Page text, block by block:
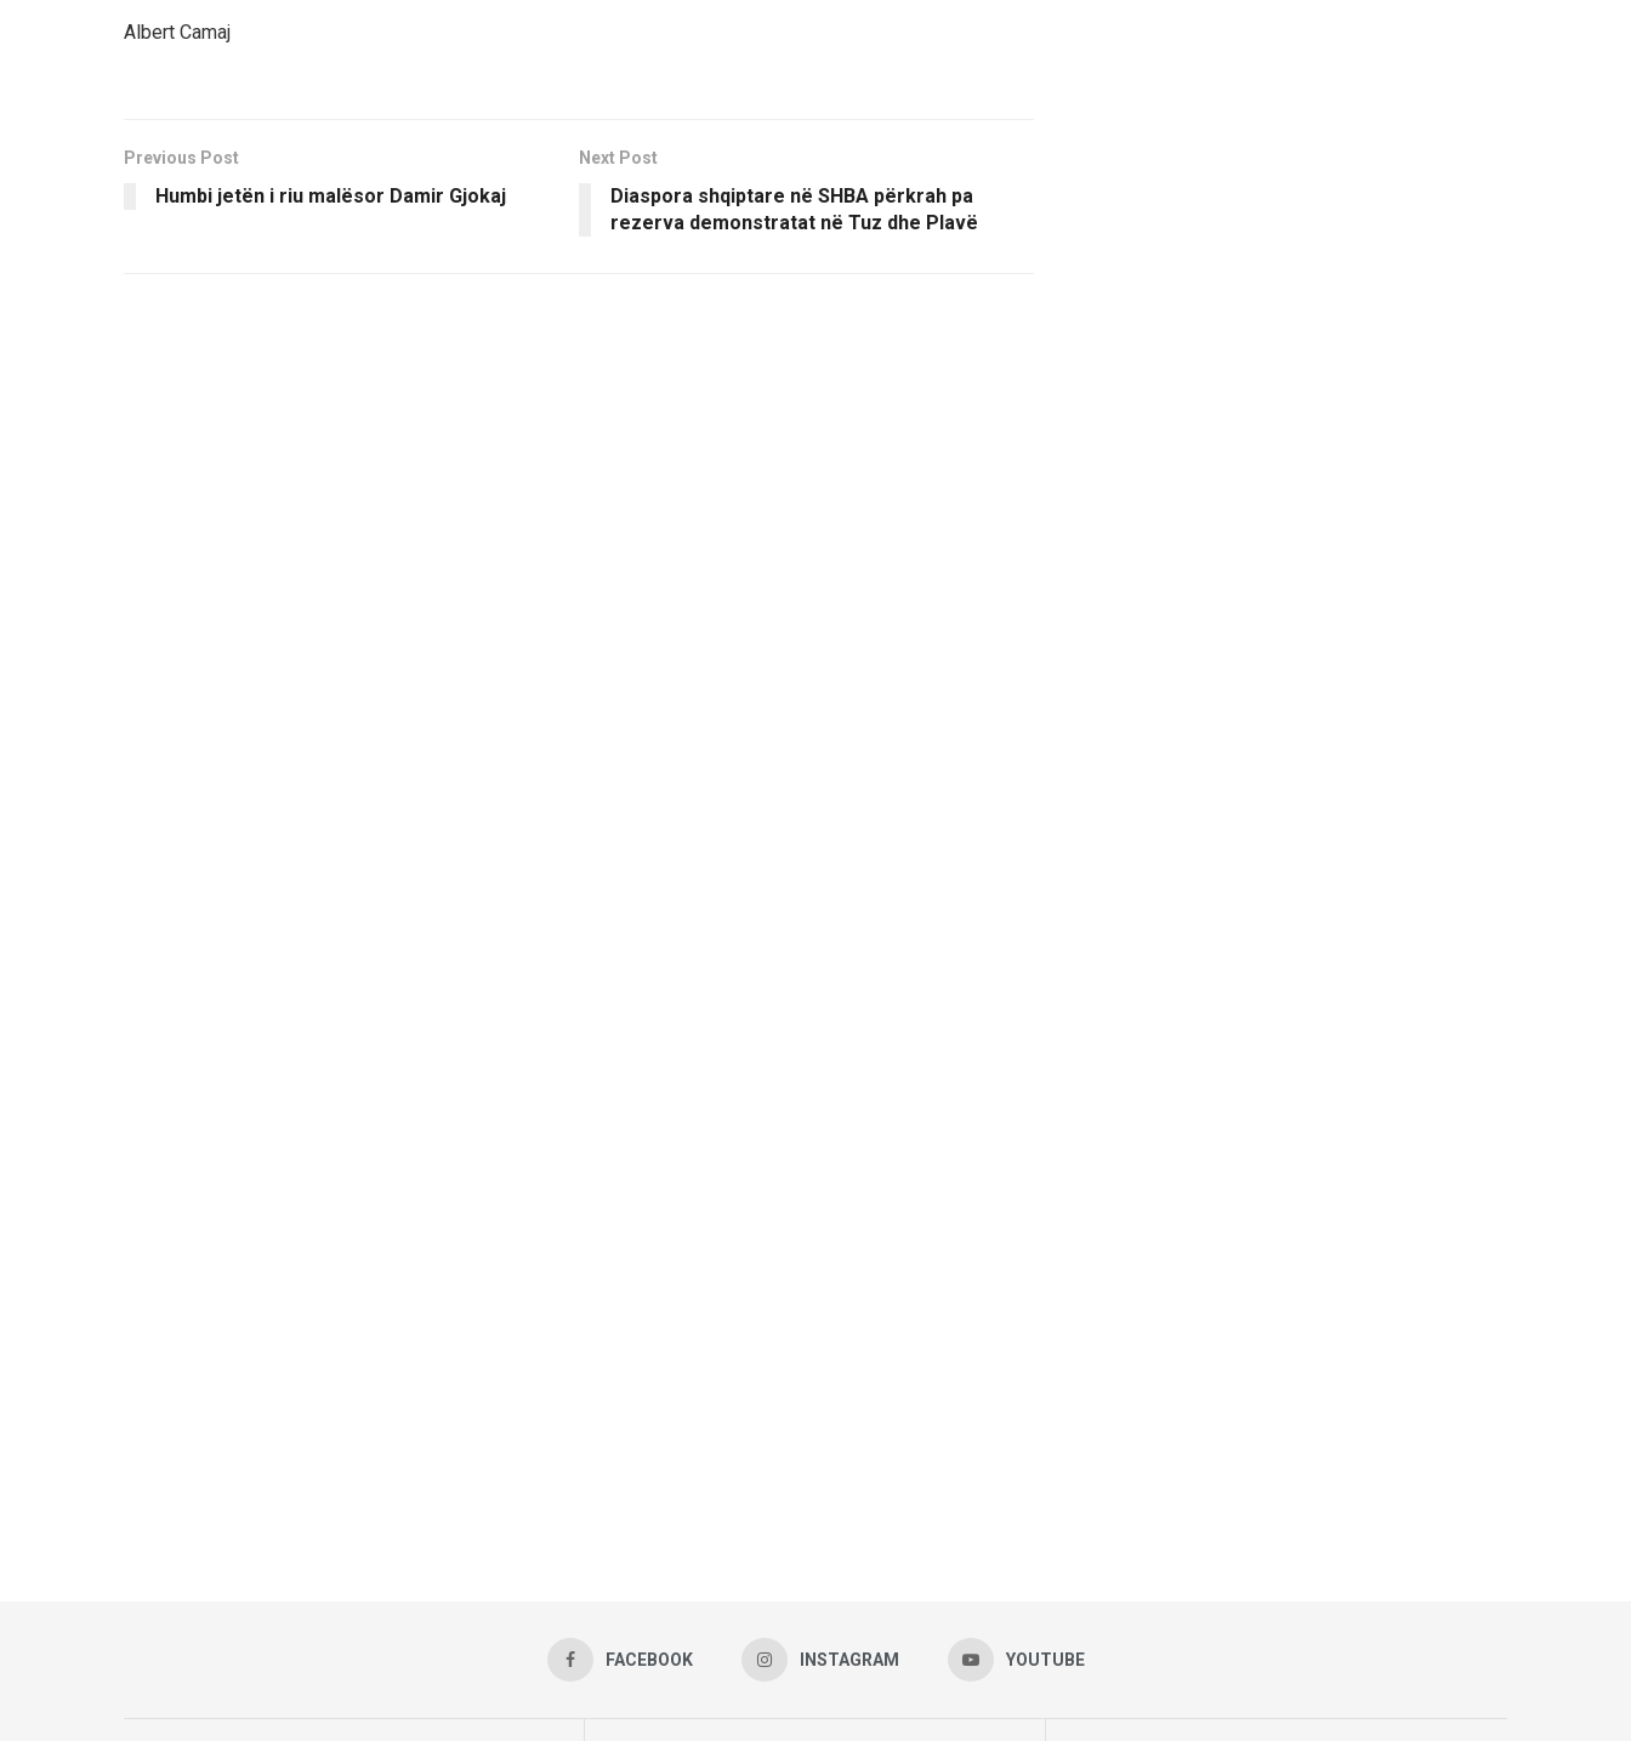
Albert Camaj
Previous Post
Humbi jetën i riu malësor Damir Gjokaj
Next Post
Diaspora shqiptare në SHBA përkrah pa
rezerva demonstratat në Tuz dhe Plavë
FACEBOOK INSTAGRAM YOUTUBE